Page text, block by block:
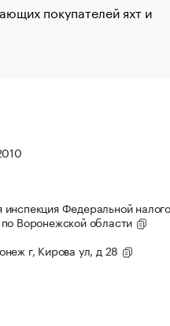
покупателей яхт и
Федеральной
Воронежской области
г, Кирова ул, д 28